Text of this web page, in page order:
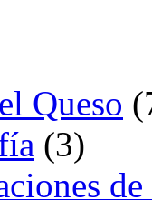
Queso
(3)